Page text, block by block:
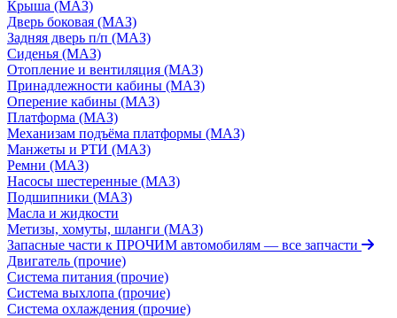
Крыша (МАЗ)
Дверь боковая (МАЗ)
Задняя дверь п/п (МАЗ)
Сиденья (МАЗ)
Отопление и вентиляция (МАЗ)
Принадлежности кабины (МАЗ)
Оперение кабины (МАЗ)
Платформа (МАЗ)
Механизам подъёма платформы (МАЗ)
Манжеты и РТИ (МАЗ)
Ремни (МАЗ)
Насосы шестеренные (МАЗ)
Подшипники (МАЗ)
Масла и жидкости
Метизы, хомуты, шланги (МАЗ)
Запасные части к ПРОЧИМ автомобилям — все запчасти
Двигатель (прочие)
Система питания (прочие)
Система выхлопа (прочие)
Система охлаждения (прочие)